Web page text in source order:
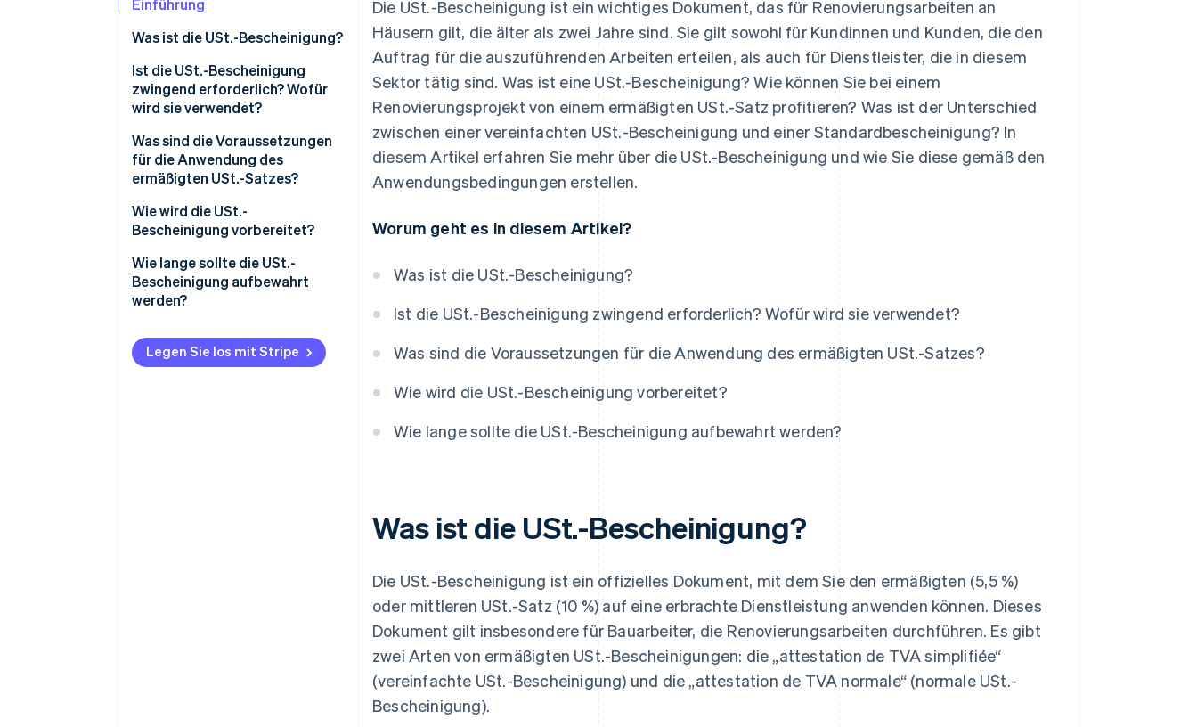
Einführung
Was ist die USt.-Bescheinigung?
Ist die USt.-Bescheinigung
zwingend erforderlich? Wofür
wird sie verwendet?
Was sind die Voraussetzungen
für die Anwendung des
ermäßigten USt.-Satzes?
Geltungsbereich ermäßigter
USt.-Sätze
Wie wird die USt.-
Bescheinigung vorbereitet?
Die vereinfachte USt.-
Bescheinigung
Wie lange sollte die USt.-
Bescheinigung aufbewahrt
werden?
Legen Sie los mit Stripe
Die USt.-Bescheinigung ist ein wichtiges Dokument, das für Renovierungsarbeiten an
Häusern gilt, die älter als zwei Jahre sind. Sie gilt sowohl für Kundinnen und Kunden, die den
Auftrag für die auszuführenden Arbeiten erteilen, als auch für Dienstleister, die in diesem
Sektor tätig sind. Was ist eine USt.-Bescheinigung? Wie können Sie bei einem
Renovierungsprojekt von einem ermäßigten USt.-Satz profitieren? Was ist der Unterschied
zwischen einer vereinfachten USt.-Bescheinigung und einer Standardbescheinigung? In
diesem Artikel erfahren Sie mehr über die USt.-Bescheinigung und wie Sie diese gemäß den
Anwendungsbedingungen erstellen.
Worum geht es in diesem Artikel?
Was ist die USt.-Bescheinigung?
Ist die USt.-Bescheinigung zwingend erforderlich? Wofür wird sie verwendet?
Was sind die Voraussetzungen für die Anwendung des ermäßigten USt.-Satzes?
Wie wird die USt.-Bescheinigung vorbereitet?
Wie lange sollte die USt.-Bescheinigung aufbewahrt werden?
Was ist die USt.-Bescheinigung?
Die USt.-Bescheinigung ist ein offizielles Dokument, mit dem Sie den ermäßigten (5,5 %)
oder mittleren USt.-Satz (10 %) auf eine erbrachte Dienstleistung anwenden können. Dieses
Dokument gilt insbesondere für Bauarbeiter, die Renovierungsarbeiten durchführen. Es gibt
zwei Arten von ermäßigten USt.-Bescheinigungen: die „attestation de TVA simplifiée“
(vereinfachte USt.-Bescheinigung) und die „attestation de TVA normale“ (normale USt.-
Bescheinigung).